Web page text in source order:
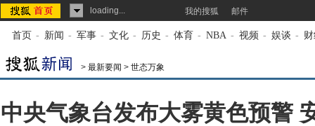
loading... 我的搜狐 邮件
首页 - 新闻 - 军事 - 文化 - 历史 - 体育 - NBA - 视频 - 娱谈 -
> 最新要闻 > 世态万象
中央气象台发布大雾黄色预警